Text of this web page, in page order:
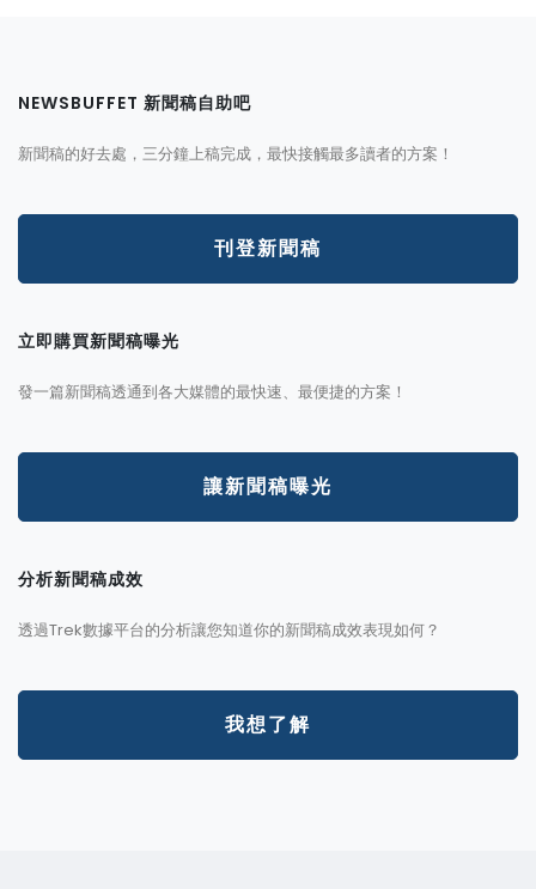
NEWSBUFFET 新聞稿自助吧
新聞稿的好去處，三分鐘上稿完成，最快接觸最多讀者的方案！
刊登新聞稿
立即購買新聞稿曝光
發一篇新聞稿透通到各大媒體的最快速、最便捷的方案！
讓新聞稿曝光
分析新聞稿成效
透過Trek數據平台的分析讓您知道你的新聞稿成效表現如何？
我想了解